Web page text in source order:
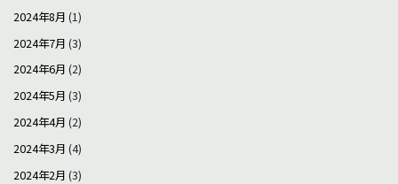
2024年8月 (1)
2024年7月 (3)
2024年6月 (2)
2024年5月 (3)
2024年4月 (2)
2024年3月 (4)
2024年2月 (3)